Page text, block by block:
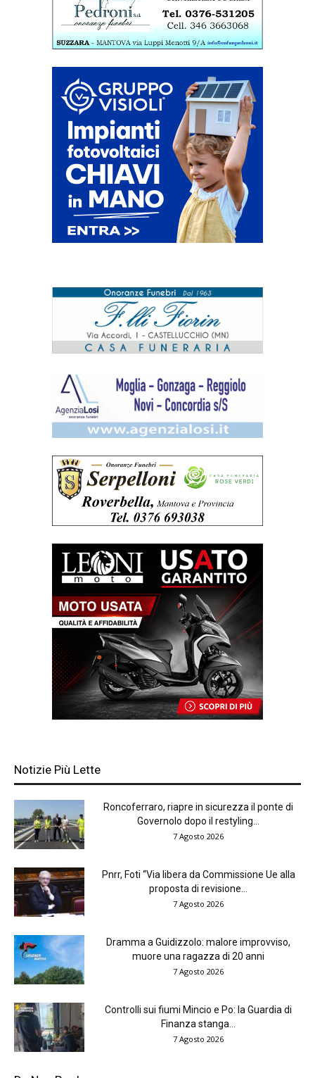
Notizie Più Lette
Roncoferraro, riapre in sicurezza il ponte di
Governolo dopo il restyling...
7 Agosto 2026
Pnrr, Foti “Via libera da Commissione Ue alla
proposta di revisione...
7 Agosto 2026
Dramma a Guidizzolo: malore improvviso,
muore una ragazza di 20 anni
7 Agosto 2026
Controlli sui fiumi Mincio e Po: la Guardia di
Finanza stanga...
7 Agosto 2026